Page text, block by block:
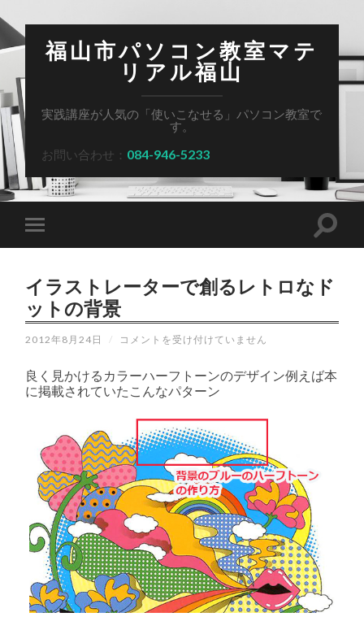
福山市パソコン教室マテ
リアル福山
実践講座が人気の「使いこなせる」パソコン教室で
す。
お問い合わせ： 084-946-5233
イラストレーターで創るレトロなド
ットの背景
2012年8月24日 /
イ
ト
レ
で
創
る
レ
ト
ロ
な
ド
ッ
ト
の
背
景
コメントを受け付けていません
良く見かけるカラーハーフトーンのデザイン例えば本
に掲載されていたこんなパターン